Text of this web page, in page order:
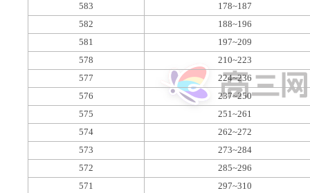
583
178~187
582
188~196
581
197~209
578
210~223
577
224~236
576
237~250
575
251~261
574
262~272
573
273~284
572
285~296
571
297~310